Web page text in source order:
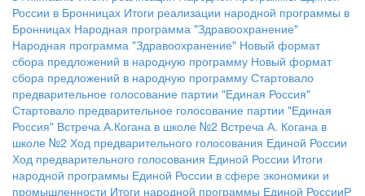
России в Бронницах Итоги реализации народной программы в
Бронницах Народная программа "Здравоохранение"
Народная программа "Здравоохранение" Новый формат
сбора предложений в народную программу Новый формат
сбора предложений в народную программу Стартовало
предварительное голосование партии "Единая Россия"
Стартовало предварительное голосование партии "Единая
Россия" Встреча А.Когана в школе №2 Встреча А. Когана в
школе №2 Ход предварительного голосования Единой России
Ход предварительного голосования Единой России Итоги
народной программы Единой России в сфере экономики и
промышленности Итоги народной программы Единой РоссииР